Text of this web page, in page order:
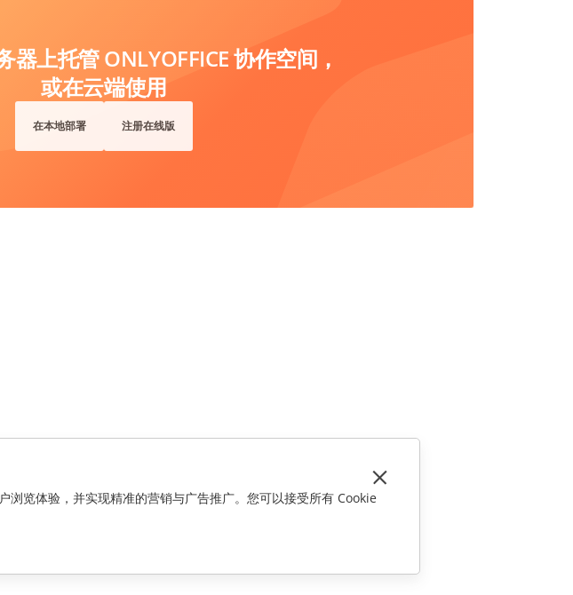
器上托管 ONLYOFFICE 协作空间，
或在云端使用
在本地部署 注册在线版
览体验，并实现精准的营销与广告推广。您可以接受所有 Cookie